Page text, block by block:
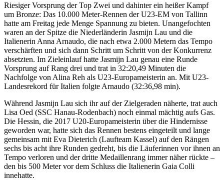
Riesiger Vorsprung der Top Zwei und dahinter ein heißer Kampf
um Bronze: Das 10.000 Meter-Rennen der U23-EM von Tallinn
hatte am Freitag jede Menge Spannung zu bieten. Unangefochten
waren an der Spitze die Niederländerin Jasmijn Lau und die
Italienerin Anna Arnaudo, die nach etwa 2.000 Metern das Tempo
verschärften und sich dann Schritt um Schritt von der Konkurrenz
absetzten. Im Zieleinlauf hatte Jasmijn Lau genau eine Runde
Vorsprung auf Rang drei und trat in 32:20,49 Minuten die
Nachfolge von Alina Reh als U23-Europameisterin an. Mit U23-
Landesrekord für Italien folgte Arnaudo (32:36,98 min).
Während Jasmijn Lau sich ihr auf der Zielgeraden näherte, trat auch
Lisa Oed (SSC Hanau-Rodenbach) noch einmal mächtig aufs Gas.
Die Hessin, die 2017 U20-Europameisterin über die Hindernisse
geworden war, hatte sich das Rennen bestens eingeteilt und lange
gemeinsam mit Eva Dieterich (Laufteam Kassel) auf den Rängen
sechs bis acht ihre Runden gedreht, bis die Läuferinnen vor ihnen an
Tempo verloren und der dritte Medaillenrang immer näher rückte –
den bis 500 Meter vor dem Schluss die Italienerin Gaia Colli
innehatte.